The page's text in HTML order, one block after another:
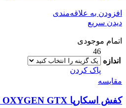
افزودن به علاقه‌مندی
دیدن سریع
اتمام موجودی
اندازه
46
پاک کردن
مقایسه
کفش اسکارپا OXYGEN GTX مردانه